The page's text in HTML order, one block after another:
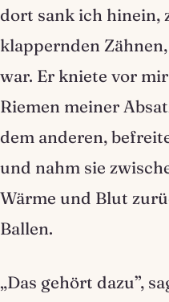
dort sank ich hinein,
klappernden
war. Er kniete vor
Riemen meiner
dem anderen,
und nahm sie
Wärme und Blut
Ballen.
„Das gehört dazu”,